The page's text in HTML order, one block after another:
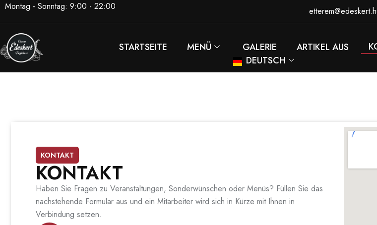
Montag - Sonntag: 9:00 - 22:00
STARTSEITE MENÜ GALERIE ARTIKEL AUS
DEUTSCH
KONTAKT
KONTAKT
Haben Sie Fragen zu Veranstaltungen, Sonderwünschen oder Menüs? Füllen Sie das
nachstehende Formular aus und ein Mitarbeiter wird sich in Kürze mit Ihnen in
Verbindung setzen.